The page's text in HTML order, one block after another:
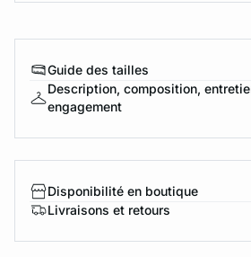
Guide des tailles
Description, composition,
engagement
Disponibilité en boutique
Livraisons et retours